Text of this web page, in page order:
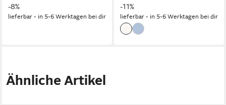
-8%
lieferbar - in 5-6 Werktagen bei dir
-11%
lieferbar - in 5-6 Werktagen bei dir
Ähnliche Artikel